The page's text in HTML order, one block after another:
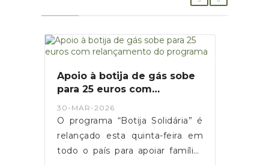
Apoio à botija de gás sobe
para 25 euros com
30-MAR-2026
O programa “Botija Solidária” é
relançado esta quinta-feira em
todo o país para apoiar famílias